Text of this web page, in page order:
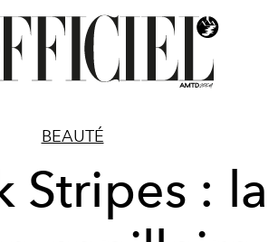
BEAUTÉ
Stripes : la